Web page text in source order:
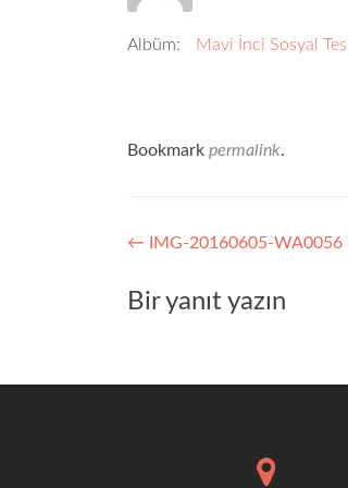
Albüm: Mavi İnci Sosyal
Bookmark permalink.
Yazı
dolaşımı
← IMG-20160605-WA0056
Bir yanıt yazın